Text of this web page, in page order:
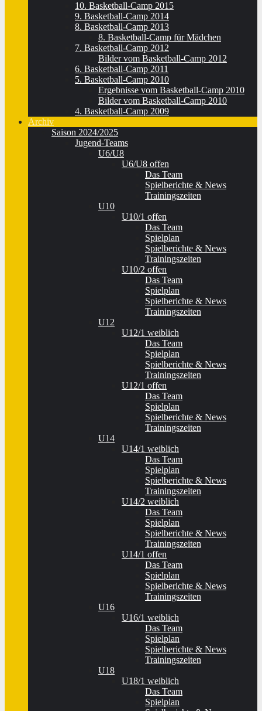
10. Basketball-Camp 2015
9. Basketball-Camp 2014
8. Basketball-Camp 2013
8. Basketball-Camp für Mädchen
7. Basketball-Camp 2012
Bilder vom Basketball-Camp 2012
6. Basketball-Camp 2011
5. Basketball-Camp 2010
Ergebnisse vom Basketball-Camp 2010
Bilder vom Basketball-Camp 2010
4. Basketball-Camp 2009
Archiv
Saison 2024/2025
Jugend-Teams
U6/U8
U6/U8 offen
Das Team
Spielberichte & News
Trainingszeiten
U10
U10/1 offen
Das Team
Spielplan
Spielberichte & News
Trainingszeiten
U10/2 offen
Das Team
Spielplan
Spielberichte & News
Trainingszeiten
U12
U12/1 weiblich
Das Team
Spielplan
Spielberichte & News
Trainingszeiten
U12/1 offen
Das Team
Spielplan
Spielberichte & News
Trainingszeiten
U14
U14/1 weiblich
Das Team
Spielplan
Spielberichte & News
Trainingszeiten
U14/2 weiblich
Das Team
Spielplan
Spielberichte & News
Trainingszeiten
U14/1 offen
Das Team
Spielplan
Spielberichte & News
Trainingszeiten
U16
U16/1 weiblich
Das Team
Spielplan
Spielberichte & News
Trainingszeiten
U18
U18/1 weiblich
Das Team
Spielplan